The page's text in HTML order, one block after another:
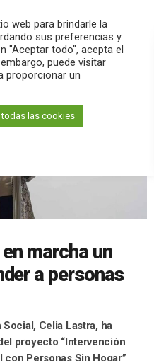
search menu pause PLAY
marcha un
a personas
Celia Lastra, ha
proyecto “Intervención
Personas Sin Hogar”
web para brindarle la
sus preferencias y
"Aceptar todo", acepta el
puede visitar
proporcionar un
las cookies